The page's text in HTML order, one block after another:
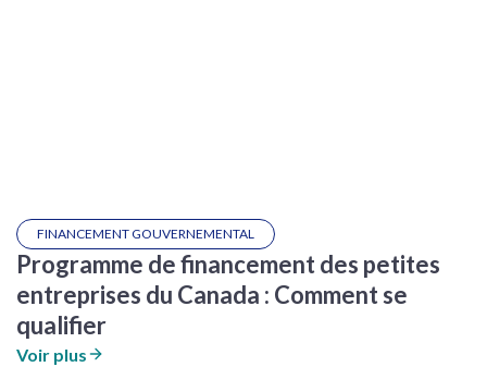
FINANCEMENT GOUVERNEMENTAL
Programme de financement des petites
entreprises du Canada : Comment se
qualifier
Voir plus